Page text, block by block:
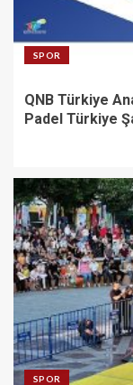
SPOR
QNB Türkiye
Padel Türkiye
SPOR